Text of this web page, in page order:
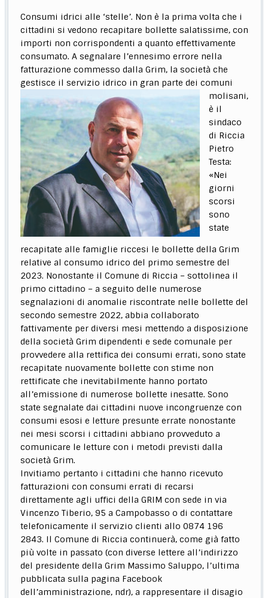
Consumi idrici alle ‘stelle’. Non è la prima volta che i
cittadini si vedono recapitare bollette salatissime, con
importi non corrispondenti a quanto effettivamente
consumato. A segnalare l’ennesimo errore nella
fatturazione commesso dalla Grim, la società che
gestisce il servizio idrico in gran parte dei comuni
molisani,
è il
sindaco
di Riccia
Pietro
Testa:
«Nei
giorni
scorsi
sono
state
recapitate alle famiglie riccesi le bollette della Grim
relative al consumo idrico del primo semestre del
2023. Nonostante il Comune di Riccia – sottolinea il
primo cittadino – a seguito delle numerose
segnalazioni di anomalie riscontrate nelle bollette del
secondo semestre 2022, abbia collaborato
fattivamente per diversi mesi mettendo a disposizione
della società Grim dipendenti e sede comunale per
provvedere alla rettifica dei consumi errati, sono state
recapitate nuovamente bollette con stime non
rettificate che inevitabilmente hanno portato
all’emissione di numerose bollette inesatte. Sono
state segnalate dai cittadini nuove incongruenze con
consumi esosi e letture presunte errate nonostante
nei mesi scorsi i cittadini abbiano provveduto a
comunicare le letture con i metodi previsti dalla
società Grim.
Invitiamo pertanto i cittadini che hanno ricevuto
fatturazioni con consumi errati di recarsi
direttamente agli uffici della GRIM con sede in via
Vincenzo Tiberio, 95 a Campobasso o di contattare
telefonicamente il servizio clienti allo 0874 196
2843. Il Comune di Riccia continuerà, come già fatto
più volte in passato (con diverse lettere all’indirizzo
del presidente della Grim Massimo Saluppo, l’ultima
pubblicata sulla pagina Facebook
dell’amministrazione, ndr), a rappresentare il disagio